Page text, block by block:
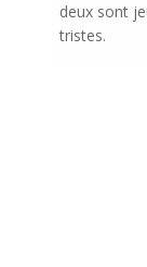
deux sont
tristes.